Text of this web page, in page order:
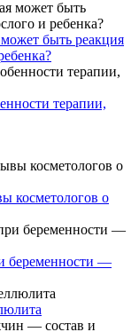
быть реакция
терапии,
косметологов о
беременности —